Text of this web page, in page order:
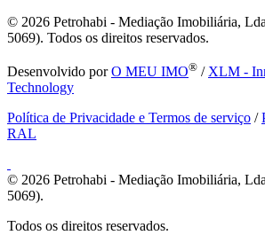
© 2026 Petrohabi - Mediação Imobiliária,
5069). Todos os direitos reservados.
Desenvolvido porO MEU IMO® / XLM -
Technology
Política de Privacidade e Termos de serviço /
RAL
© 2026 Petrohabi - Mediação Imobiliária,
5069).
Todos os direitos reservados.